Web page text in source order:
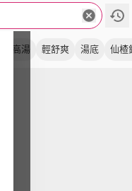
高湯 輕舒爽 湯底 仙楂